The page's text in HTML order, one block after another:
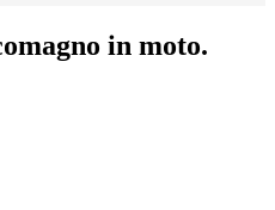
in moto.